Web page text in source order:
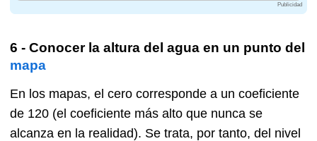
Publicidad
6 - Conocer la altura del agua en un punto del
mapa
En los mapas, el cero corresponde a un coeficiente
de 120 (el coeficiente más alto que nunca se
alcanza en la realidad). Se trata, por tanto, del nivel